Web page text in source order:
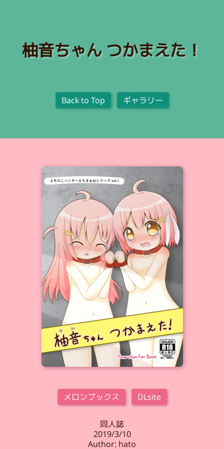
柚音ちゃん つかまえた！
Back to Top ギャラリー
メロンブックス DLsite
同人誌
2019/3/10
Author: hato